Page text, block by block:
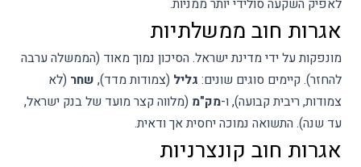
לאפיק השקעה סולידי יותר ממניות.
אגרות חוב ממשלתיות
מונפקות על ידי מדינת ישראל. הסיכון נמוך מאוד (הממשלה ערבה
להחזר). קיימים סוגים שונים: גליל (צמודות מדד), שחר (לא
צמודות, ריבית קבועה), ו-מק"מ (מלווה קצר מועד של בנק ישראל,
עד שנה). התשואה נמוכה יחסית אך ודאית.
אגרות חוב קונצרניות